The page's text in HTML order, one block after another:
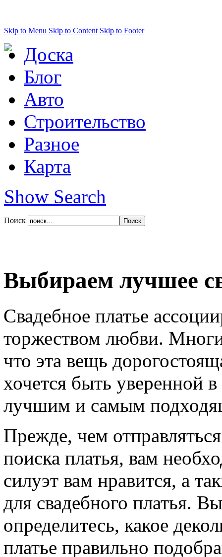
Skip to Menu Skip to Content Skip to Footer
Доска
Блог
Авто
Строительство
Разное
Карта
Show Search
Поиск
Выбираем лучшее
Свадебное платье
торжеством любви.
что эта вещь
хочется быть уверенной
лучшим и самым
Прежде, чем
поиска платья, вам
силуэт вам нравится, а
для свадебного платья.
определитесь, какое
платье правильно